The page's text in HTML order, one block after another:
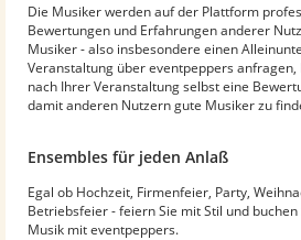
Die Musiker werden auf der Plattform
Bewertungen und Erfahrungen anderer
Musiker - also insbesondere einen
Veranstaltung über eventpeppers
nach Ihrer Veranstaltung selbst eine
damit anderen Nutzern gute Musiker zu
Ensembles für jeden Anlaß
Egal ob Hochzeit, Firmenfeier, Party,
Betriebsfeier - feiern Sie mit Stil und
Musik mit eventpeppers.